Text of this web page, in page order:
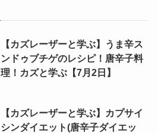
【カズレーザーと学ぶ】うま辛ス
ンドゥブチゲのレシピ！唐辛子料
理！カズと学ぶ【7月2日】
【カズレーザーと学ぶ】カプサイ
シンダイエット(唐辛子ダイエッ